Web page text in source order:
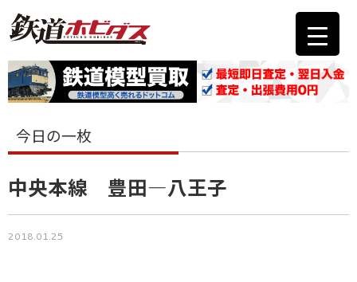
今日の一枚
中央本線 豊田―八王子
2018.01.25